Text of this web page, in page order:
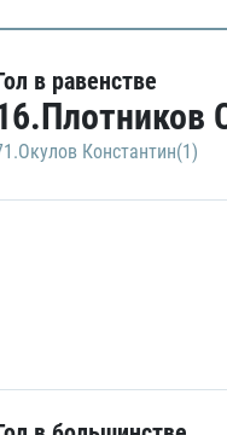
в равенстве
Константин(1)